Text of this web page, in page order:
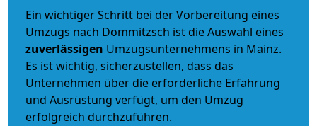
Ein wichtiger Schritt bei der Vorbereitung eines
Umzugs nach Dommitzsch ist die Auswahl eines
zuverlässigen Umzugsunternehmens in Mainz.
Es ist wichtig, sicherzustellen, dass das
Unternehmen über die erforderliche Erfahrung
und Ausrüstung verfügt, um den Umzug
erfolgreich durchzuführen.